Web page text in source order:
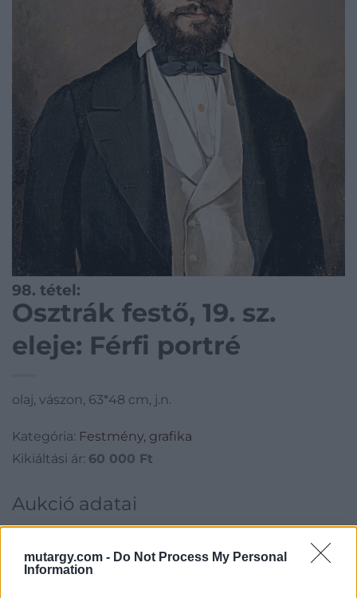
mutargy.com - Do Not Process My Personal
Information
98. tétel:
Osztrák festő, 19. sz.
eleje: Férfi portré
olaj, vászon, 63*48 cm, j.n.
Kategória: Festmény, grafika
Kikiáltási ár: 60 000 Ft
Aukció adatai
Aukció neve:243. Régi mesterek, 19. századi művészek
Aukció dátuma: 2019.05.28